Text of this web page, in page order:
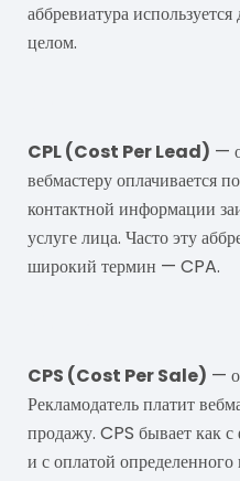
аббревиатура
целом.
CPL (Cost Per Lead) —
вебмастеру оплачивается
контактной информации
услуге лица. Часто эту
широкий термин — CPA.
CPS (Cost Per Sale) —
Рекламодатель платит
продажу. CPS бывает как
и с оплатой